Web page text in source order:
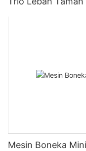
Mesin Boneka